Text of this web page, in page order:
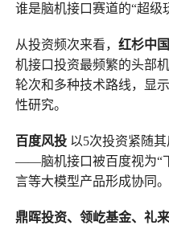
谁是脑机接口赛道的“超级
从投资频次来看， 红杉中国
机接口投资最频繁的头部
轮次和多种技术路线，显
性研究。
百度风投以5次投资紧随
——脑机接口被百度视为“
言等大模型产品形成协同。
鼎晖投资、领屹基金、礼